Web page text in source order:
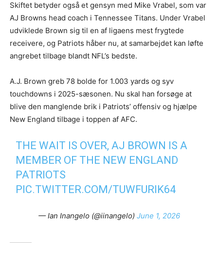
Skiftet betyder også et gensyn med Mike Vrabel, som var
AJ Browns head coach i Tennessee Titans. Under Vrabel
udviklede Brown sig til en af ligaens mest frygtede
receivere, og Patriots håber nu, at samarbejdet kan løfte
angrebet tilbage blandt NFL’s bedste.
A.J. Brown greb 78 bolde for 1.003 yards og syv
touchdowns i 2025-sæsonen. Nu skal han forsøge at
blive den manglende brik i Patriots’ offensiv og hjælpe
New England tilbage i toppen af AFC.
THE WAIT IS OVER, AJ BROWN IS A
MEMBER OF THE NEW ENGLAND
PATRIOTS
PIC.TWITTER.COM/TUWFURIK64
— Ian Inangelo (@iinangelo) June 1, 2026